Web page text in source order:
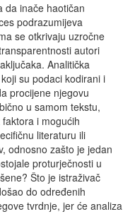
da inače haotičan
podrazumijeva
se otkrivaju uzročne
autori
Analitička
su podaci kodirani i
procijene njegovu
u samom tekstu,
i mogućih
literaturu ili
odnosno zašto je jedan
proturječnosti u
Što je istraživač
do određenih
tvrdnje, jer će analiza